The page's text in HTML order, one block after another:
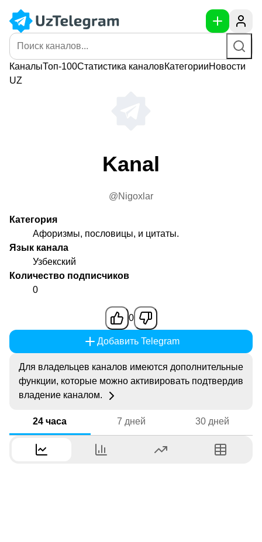
КаналыТоп-100Статистика каналовКатегорииНовости
UZ
Kanal
@Nigoxlar
Категория
Афоризмы, пословицы, и цитаты.
Язык канала
Узбекский
Количество подписчиков
0
0
Добавить Telegram
Для владельцев каналов имеются дополнительные
функции, которые можно активировать подтвердив
владение каналом.
24 часа 7 дней 30 дней